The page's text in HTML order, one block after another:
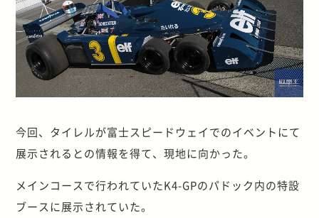
今回、タイレルが富士スピードウェイでのイベントにて
展示されるとの情報を得て、現地に向かった。
メインコースで行われていたK4-GPのパドック内の特設
ブースに展示されていた。